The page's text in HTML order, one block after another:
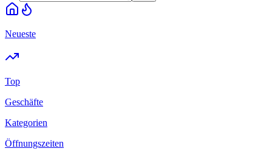
Neueste
Top
Geschäfte
Kategorien
Öffnungszeiten